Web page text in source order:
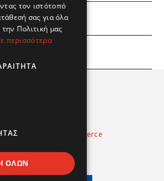
ΕΣΕΙΣ
Radicode
nopCommerce
τον ιστότοπό
σας για όλα
Πολιτική μας
περισσότερα
ΌΛΩΝ